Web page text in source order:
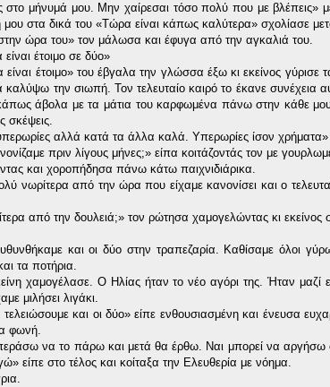
μήνυμά μου. Μην χαίρεσαι τόσο πολύ που με βλέπεις»
στα δικά του «Τώρα είναι κάπως καλύτερα» σχολίασε
ώρα του» τον μάλωσα και έφυγα από την αγκαλιά του.
έτοιμο σε δύο»
έτοιμο» του έβγαλα την γλώσσα έξω κι εκείνος γύρισε
την σιωπή. Τον τελευταίο καιρό το έκανε συνέχεια
άβολα με τα μάτια του καρφωμένα πάνω στην κάθε
σκέψεις.
αλλά κατά τα άλλα καλά. Υπερωρίες ίσον χρήματα»
πριν λίγους μήνες;» είπα κοιτάζοντάς τον με
και χοροπήδησα πάνω κάτω παιχνιδιάρικα.
νωρίτερα από την ώρα που είχαμε κανονίσει και ο
από την δουλειά;» τον ρώτησα χαμογελώντας κι
και οι δύο στην τραπεζαρία. Καθίσαμε όλοι
τα ποτήρια.
χαμογέλασε. Ο Ηλίας ήταν το νέο αγόρι της. Ήταν μαζί
μιλήσει λιγάκι.
και οι δύο» είπε ενθουσιασμένη και ένευσα
φωνή.
να το πάρω και μετά θα έρθω. Ναι μπορεί να αργήσω
είπε στο τέλος και κοίταξα την Ελευθερία με νόημα.